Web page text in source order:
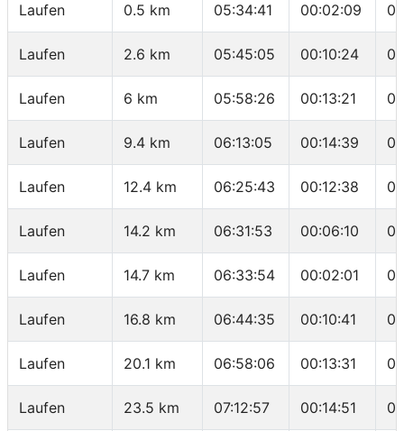
Laufen 0.5 km 05:34:41 00:02:09
Laufen 2.6 km 05:45:05 00:10:24
Laufen 6 km 05:58:26 00:13:21
Laufen 9.4 km 06:13:05 00:14:39
Laufen 12.4 km 06:25:43 00:12:38
Laufen 14.2 km 06:31:53 00:06:10
Laufen 14.7 km 06:33:54 00:02:01
Laufen 16.8 km 06:44:35 00:10:41
Laufen 20.1 km 06:58:06 00:13:31
Laufen 23.5 km 07:12:57 00:14:51